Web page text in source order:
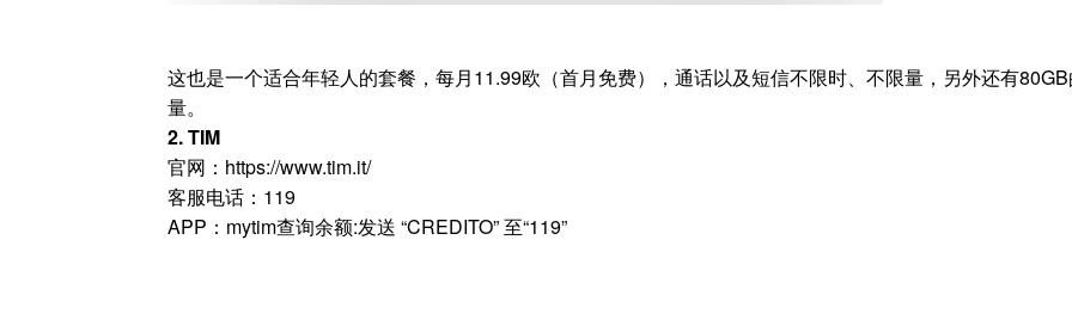
这也是一个适合年轻人的套餐，每月11.99欧（首月免费），通话以及短信不限时、不限量，另外还有
量。
2. TIM
官网：https://www.tim.it/
客服电话：119
APP：mytim查询余额:发送 “CREDITO” 至“119”